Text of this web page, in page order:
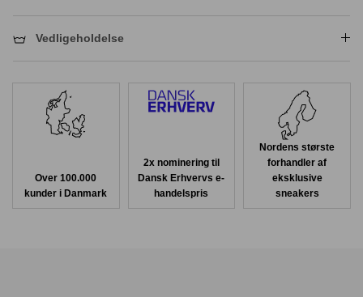
Vedligeholdelse
Over 100.000
kunder i Danmark
2x nominering til
Dansk Erhvervs e-
handelspris
Nordens største
forhandler af
eksklusive
sneakers